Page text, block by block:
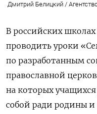
Дмитрий Белицкий /
В российских
проводить уроки
по разработанным
православной
на которых
собой ради родины и